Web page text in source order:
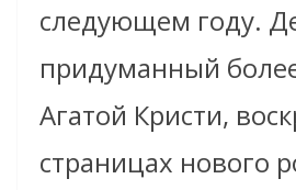
следующем году.
придуманный
Агатой Кристи,
страницах нового